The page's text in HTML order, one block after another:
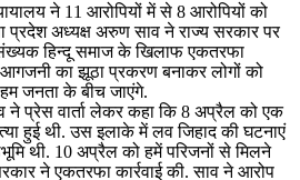
ने 11 आरोपियों में से 8 आरोपियों को
प्रदेश अध्यक्ष अरुण साव ने राज्य सरकार पर
हिन्दू समाज के खिलाफ एकतरफा
आगजनी का झूठा प्रकरण बनाकर लोगों को
जनता के बीच जाएंगे.
ने प्रेस वार्ता लेकर कहा कि 8 अप्रैल को एक
हुई थी. उस इलाके में लव जिहाद की घटनाएं
थी. 10 अप्रैल को हमें परिजनों से मिलने
ने एकतरफा कार्रवाई की. साव ने आरोप